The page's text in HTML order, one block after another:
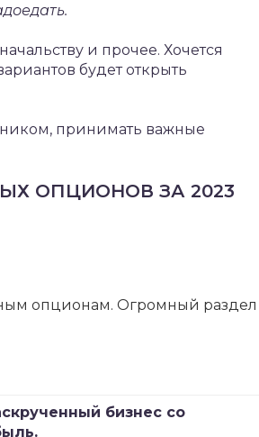
и прочее. Хочется
будет открыть
принимать важные
ОПЦИОНОВ ЗА 2023
опционам. Огромный раздел
бизнес со